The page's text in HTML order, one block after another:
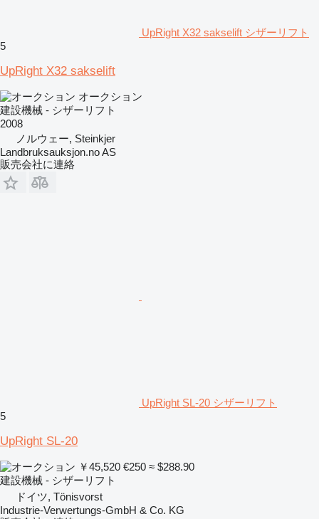
UpRight X32 sakselift シザーリフト
5
UpRight X32 sakselift
オークション
建設機械 - シザーリフト
2008
ノルウェー, Steinkjer
Landbruksauksjon.no AS
販売会社に連絡
UpRight SL-20 シザーリフト
5
UpRight SL-20
￥45,520 €250 ≈ $288.90
建設機械 - シザーリフト
ドイツ, Tönisvorst
Industrie-Verwertungs-GmbH & Co. KG